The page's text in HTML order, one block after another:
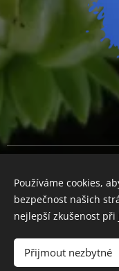
Používáme cookies,
bezpečnost našich
nejlepší zkušenost při
Přijmout nezbytné